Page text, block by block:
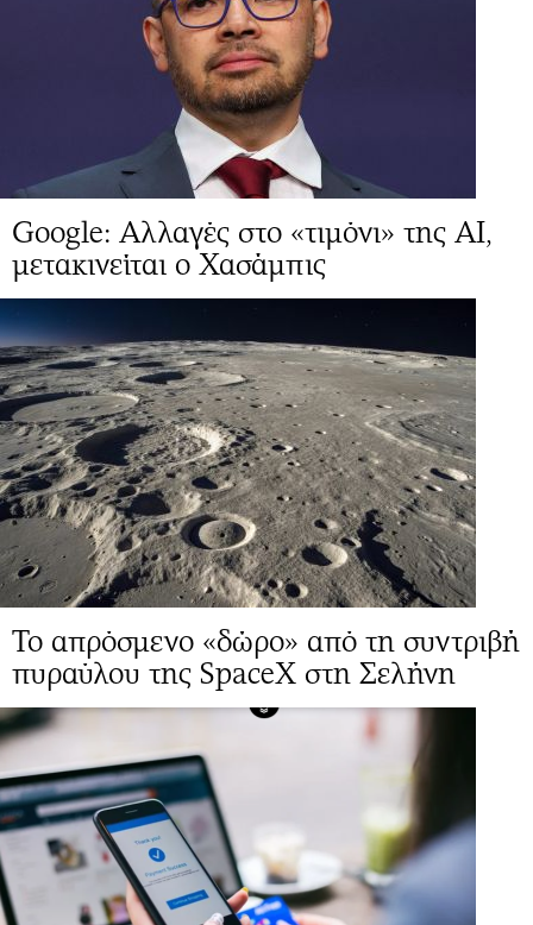
Google: Αλλαγές στo «τιμόνι» της ΑΙ,
μετακινείται ο Χασάμπις
Το απρόσμενο «δώρο» από τη συντριβή
πυραύλου της SpaceX στη Σελήνη